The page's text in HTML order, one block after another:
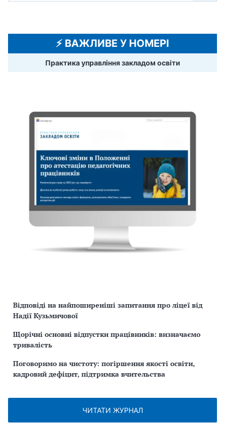
⚡️ ВАЖЛИВЕ У НОМЕРІ
Практика управління закладом освіти
Відповіді на найпоширеніші запитання про ліцеї від
Надії Кузьмичової
Щорічні основні відпустки працівників: визначаємо
тривалість
Поговоримо на чистоту: погіршення якості освіти,
кадровий дефіцит, підтримка вчительства
ЧИТАТИ ЖУРНАЛ